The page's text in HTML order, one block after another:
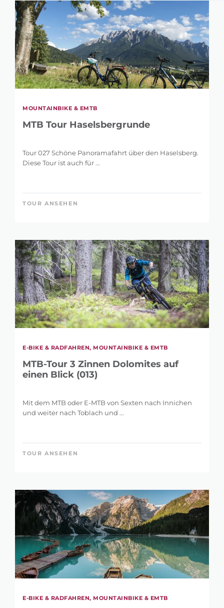
MOUNTAINBIKE & EMTB
MTB Tour Haselsbergrunde
Tour 027 Schöne Panoramafahrt über den Haselsberg.
Diese Tour ist auch für ...
TOUR ANSEHEN
E-BIKE & RADFAHREN, MOUNTAINBIKE & EMTB
MTB-Tour 3 Zinnen Dolomites auf
einen Blick (013)
Mit dem MTB oder E-MTB von Sexten nach Innichen
und weiter nach Toblach und ...
TOUR ANSEHEN
E-BIKE & RADFAHREN, MOUNTAINBIKE & EMTB